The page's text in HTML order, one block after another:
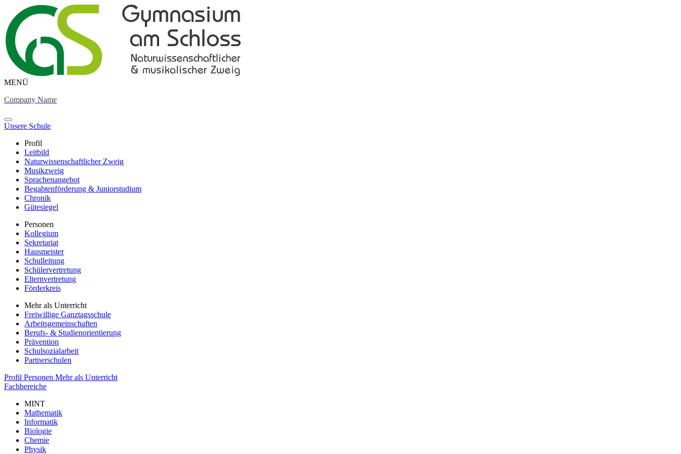
MENÜ
Company Name
Unsere Schule
Profil
Leitbild
Naturwissenschaftlicher Zweig
Musikzweig
Sprachenangebot
Begabtenförderung & Juniorstudium
Chronik
Gütesiegel
Personen
Kollegium
Sekretariat
Hausmeister
Schulleitung
Schülervertretung
Elternvertretung
Förderkreis
Mehr als Unterricht
Freiwillige Ganztagsschule
Arbeitsgemeinschaften
Berufs- & Studienorientierung
Prävention
Schulsozialarbeit
Partnerschulen
Profil Personen Mehr als Unterricht
Fachbereiche
MINT
Mathematik
Informatik
Biologie
Chemie
Physik